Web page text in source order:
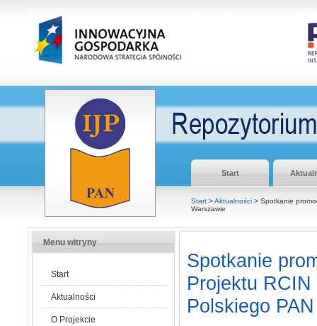
Start
Start >Aktualności > Spotkanie
Warszawie
Menu witryny
Start
Aktualności
O Projekcie
Spotkanie
Projektu
Polskiego